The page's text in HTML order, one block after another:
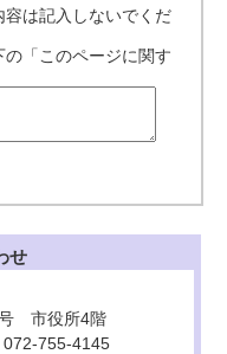
は記入しないでくだ
「このページに関す
せ
市役所4階
755-4145